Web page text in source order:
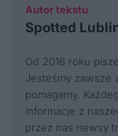
Autor tekstu
Spotted
Od 2016 roku
Jesteśmy zawsze
pomagamy.
informacje z
przez nas newsy